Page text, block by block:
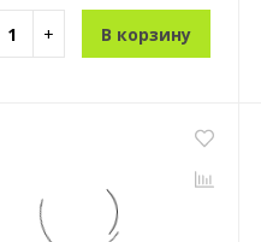
+ В корзину